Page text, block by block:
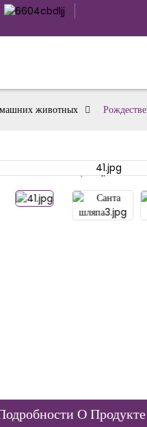
животных
Loading...
Loading...
О Продукте